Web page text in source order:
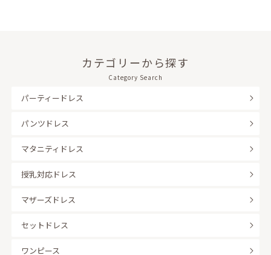
カテゴリーから探す
Category Search
パーティードレス
パンツドレス
マタニティドレス
授乳対応ドレス
マザーズドレス
セットドレス
ワンピース